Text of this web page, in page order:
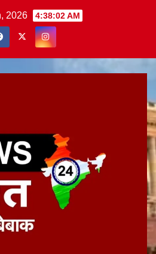
2026 4:38:03 AM